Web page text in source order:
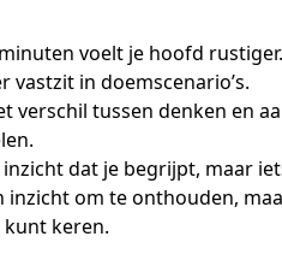
voelt je hoofd
vastzit in doemscenario’s.
verschil tussen denken en
inzicht dat je begrijpt, maar
inzicht om te onthouden,
keren.